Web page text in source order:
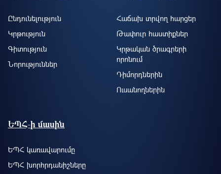
Ընդունելություն
Կրթություն
Գիտություն
Նորություններ
Հաճախ տրվող հարցեր
Թափուր հաստիքներ
Կրթական ծրագրերի
որոնում
Դիմորդներին
Ուսանողներին
ԵՊՀ-ի մասին
ԵՊՀ կառավարումը
ԵՊՀ խորհրդանիշները